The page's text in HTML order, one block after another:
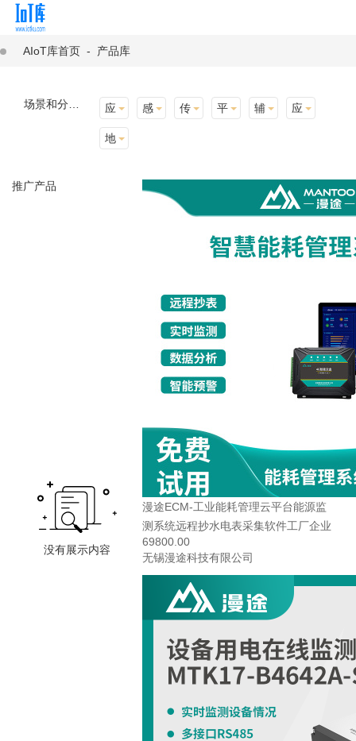
AIoT库首页 - 产品库
应用场景 感知层 传输层 平台层 辅助产品与材料 应用终端
地址选择
推广产品
漫途ECM-工业能耗管理云平台能源监
测系统远程抄水电表采集软件工厂企业
69800.00
无锡漫途科技有限公司